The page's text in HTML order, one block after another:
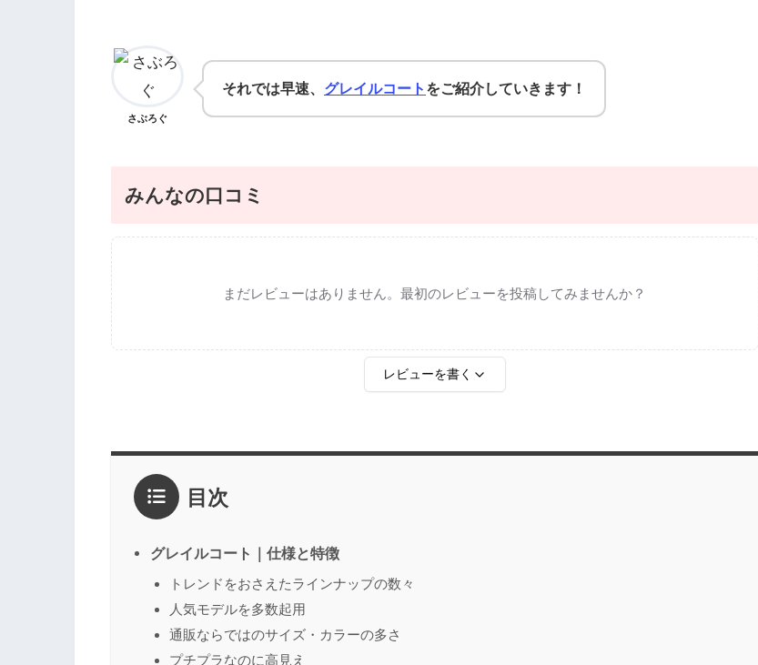
さぶろぐ
それでは早速、 グレイルコート をご紹介していきます！
みんなの口コミ
まだレビューはありません。最初のレビューを投稿してみませんか？
レビューを書く
2点
1点
感想*
目次
グレイルコート｜仕様と特徴
トレンドをおさえたラインナップの数々
人気モデルを多数起用
通販ならではのサイズ・カラーの多さ
プチプラなのに高見え